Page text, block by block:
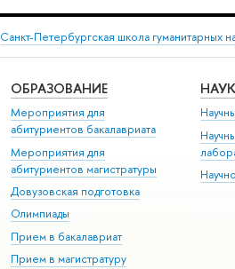
Санкт-Петербургская школа гуманитарных
ОБРАЗОВАНИЕ
Мероприятия для
абитуриентов бакалавриата
Мероприятия для
абитуриентов магистратуры
Довузовская подготовка
Олимпиады
Прием в бакалавриат
Прием в магистратуру